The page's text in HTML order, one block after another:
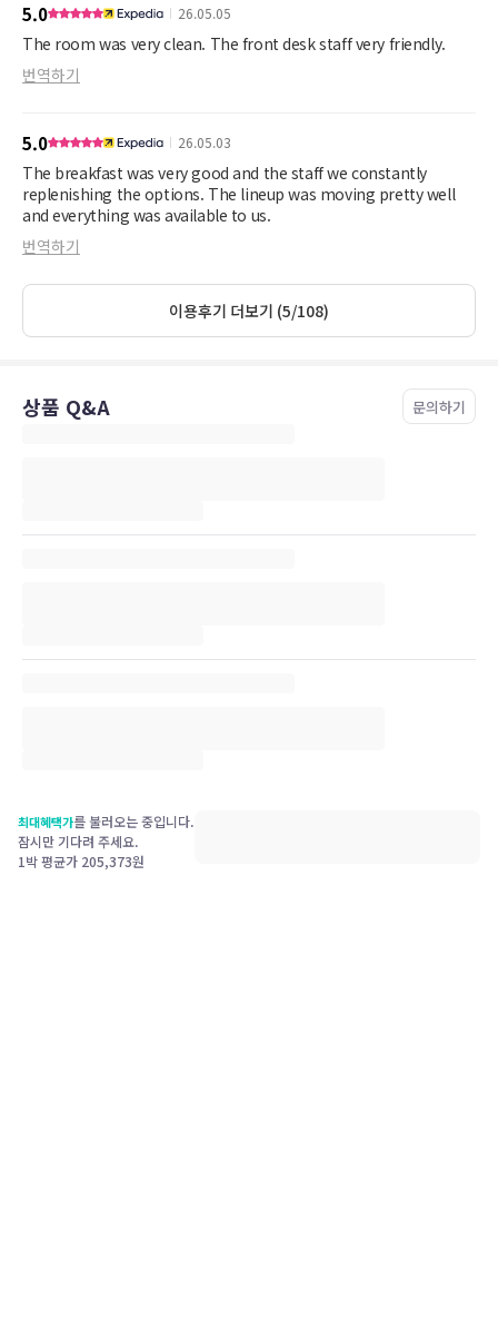
5.0 26.05.05
The room was very clean. The front desk staff very friendly.
번역하기
5.0 26.05.03
The breakfast was very good and the staff we constantly
replenishing the options. The lineup was moving pretty well
and everything was available to us.
번역하기
이용후기 더보기 (5/108)
상품 Q&A 문의하기
최대혜택가를 불러오는 중입니다.
잠시만 기다려 주세요.
1박 평균가 205,373원